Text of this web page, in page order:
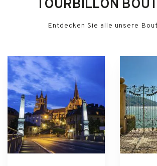
TOURBILLON
Entdecken Sie alle unsere